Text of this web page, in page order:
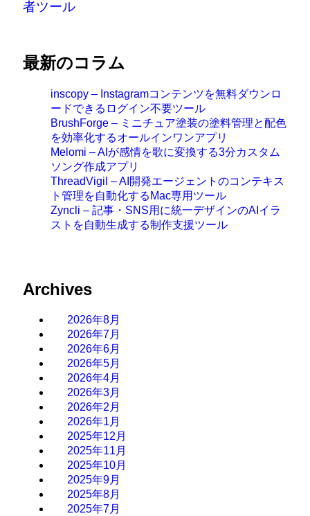
者ツール
最新のコラム
inscopy – Instagramコンテンツを無料ダウンロ
ードできるログイン不要ツール
BrushForge – ミニチュア塗装の塗料管理と配色
を効率化するオールインワンアプリ
Melomi – AIが感情を歌に変換する3分カスタム
ソング作成アプリ
ThreadVigil – AI開発エージェントのコンテキス
ト管理を自動化するMac専用ツール
Zyncli – 記事・SNS用に統一デザインのAIイラ
ストを自動生成する制作支援ツール
Archives
2026年8月
2026年7月
2026年6月
2026年5月
2026年4月
2026年3月
2026年2月
2026年1月
2025年12月
2025年11月
2025年10月
2025年9月
2025年8月
2025年7月